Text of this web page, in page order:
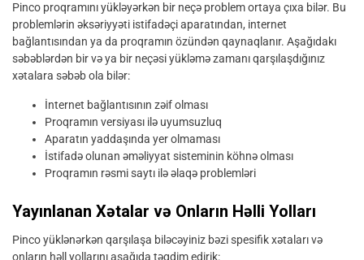
Pinco proqramını yükləyərkən bir neçə problem ortaya çıxa bilər. Bu
problemlərin əksəriyyəti istifadəçi aparatından, internet
bağlantısından ya da proqramın özündən qaynaqlanır. Aşağıdakı
səbəblərdən bir və ya bir neçəsi yükləmə zamanı qarşılaşdığınız
xətalara səbəb ola bilər:
İnternet bağlantısının zəif olması
Proqramın versiyası ilə uyumsuzluq
Aparatın yaddaşında yer olmaması
İstifadə olunan əməliyyat sisteminin köhnə olması
Proqramın rəsmi saytı ilə əlaqə problemləri
Yayınlanan Xətalar və Onların Həlli Yolları
Pinco yüklənərkən qarşılaşa biləcəyiniz bəzi spesifik xətaları və
onların həll yollarını aşağıda təqdim edirik: